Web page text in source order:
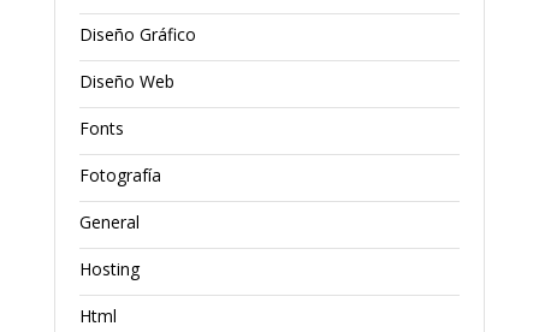
Diseño Gráfico
Diseño Web
Fonts
Fotografía
General
Hosting
Html